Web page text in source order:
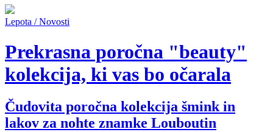
Lepota / Novosti
Prekrasna poročna "beauty"
kolekcija, ki vas bo očarala
Čudovita poročna kolekcija šmink in
lakov za nohte znamke Louboutin